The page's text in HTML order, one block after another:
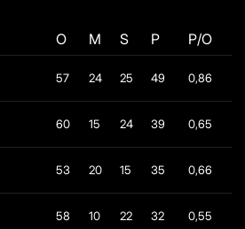
O M S P P/O
57 24 25 49 0,86
60 15 24 39 0,65
53 20 15 35 0,66
58 10 22 32 0,55